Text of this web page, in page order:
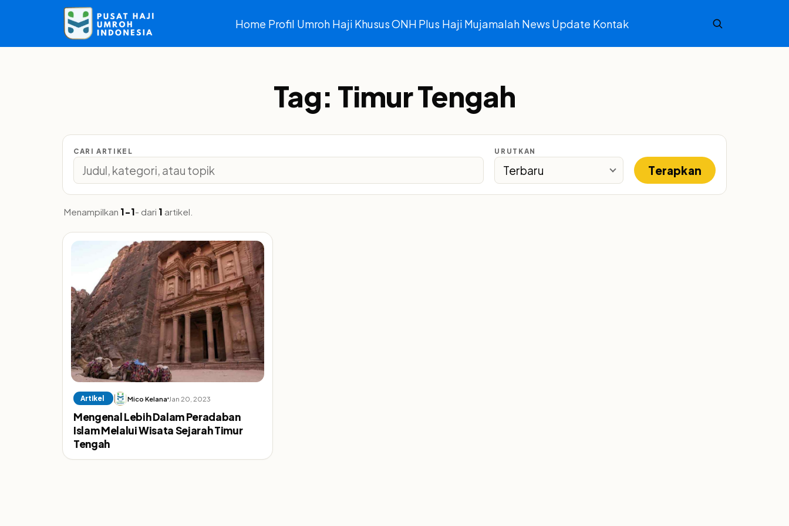
Home Profil Umroh Haji Khusus ONH Plus Haji Mujamalah News Update Kontak
Tag: Timur Tengah
CARI ARTIKEL URUTKAN
Terapkan
Menampilkan 1-1- dari 1 artikel.
Artikel Mico Kelana Jan 20, 2023
Mengenal Lebih Dalam Peradaban
Islam Melalui Wisata Sejarah Timur
Tengah